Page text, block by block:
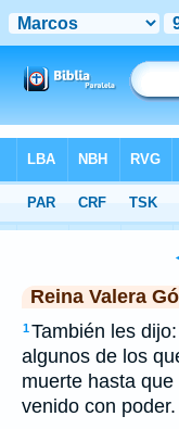
>RVG> Marcos 9
Reina Valera
1También les
algunos de los
muerte hasta
venido con poder.